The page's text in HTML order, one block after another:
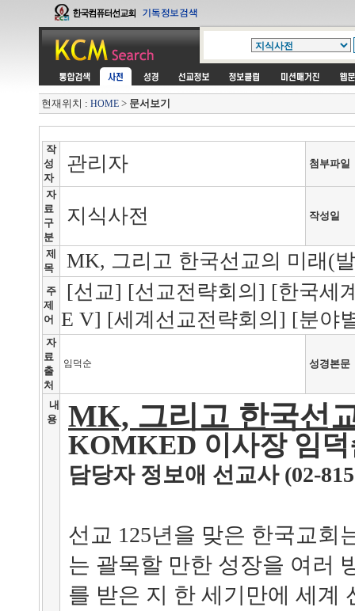
현재위치 : HOME > 문서보기
작
성
자
관리자 첨부파일
자
료
구
분
지식사전 작성일
제
목
MK, 그리고 한국선교의 미래(
주
제
어
[선교] [선교전략회의] [한국세
E V] [세계선교전략회의] [분야
자
료
출
처
임덕순 성경본문
내
용
MK, 그리고 한국선
KOMKED 이사장 임덕
담당자 정보애 선교사 (02-
선교 125년을 맞은 한국교회
는 괄목할 만한 성장을 여러
를 받은 지 한 세기만에 세계